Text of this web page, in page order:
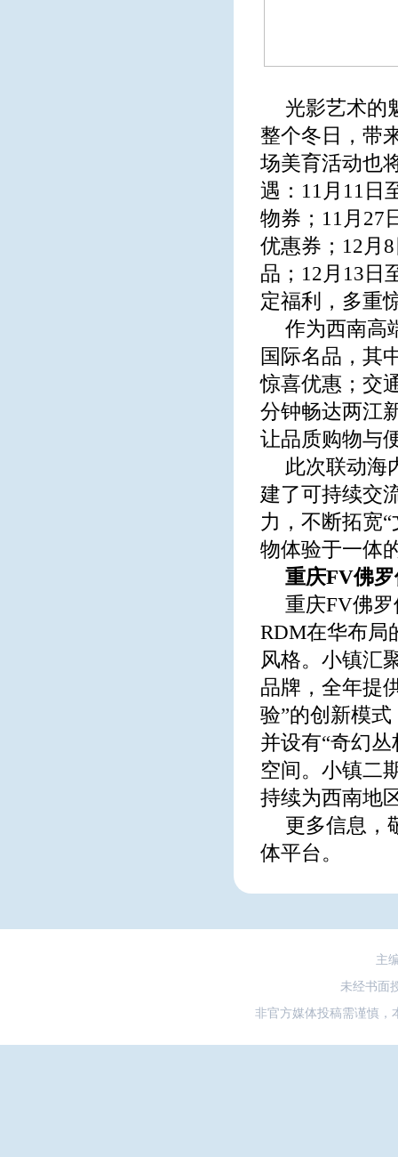
光影艺术的
整个冬日，带
场美育活动也
遇：11月11日
物券；11月27
优惠券；12月
品；12月13日
定福利，多重
作为西南高
国际名品，其
惊喜优惠；交
分钟畅达两江
让品质购物与
此次联动海
建了可持续交
力，不断拓宽
物体验于一体
重庆FV佛
重庆FV佛
RDM在华布局
风格。小镇汇
品牌，全年提
验”的创新模
并设有“奇幻
空间。小镇二
持续为西南地
更多信息，
体平台。
主
未经书面
非官方媒体投稿需谨慎，